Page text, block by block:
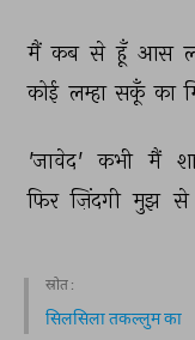
मैं कब से हूँ आस
कोई लम्हा सकूँ का
'जावेद' कभी मैं
फिर ज़िंदगी मुझ से
स्रोत :
सिलसिला तकल्लुम का